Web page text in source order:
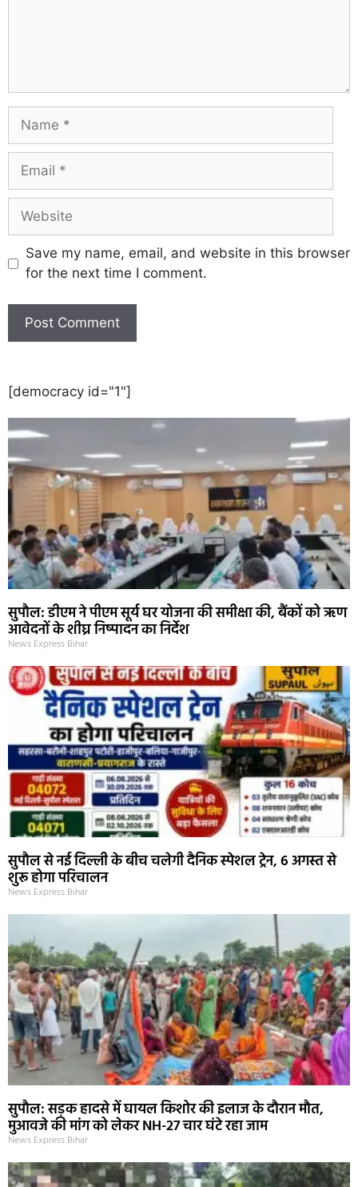
Save my name, email, and website in this browser
for the next time I comment.
[democracy id="1"]
सुपौल: डीएम ने पीएम सूर्य घर योजना की समीक्षा की, बैंकों को ऋण
आवेदनों के शीघ्र निष्पादन का निर्देश
News Express Bihar
सुपौल से नई दिल्ली के बीच चलेगी दैनिक स्पेशल ट्रेन, 6 अगस्त से
शुरू होगा परिचालन
News Express Bihar
सुपौल: सड़क हादसे में घायल किशोर की इलाज के दौरान मौत,
मुआवजे की मांग को लेकर NH-27 चार घंटे रहा जाम
News Express Bihar